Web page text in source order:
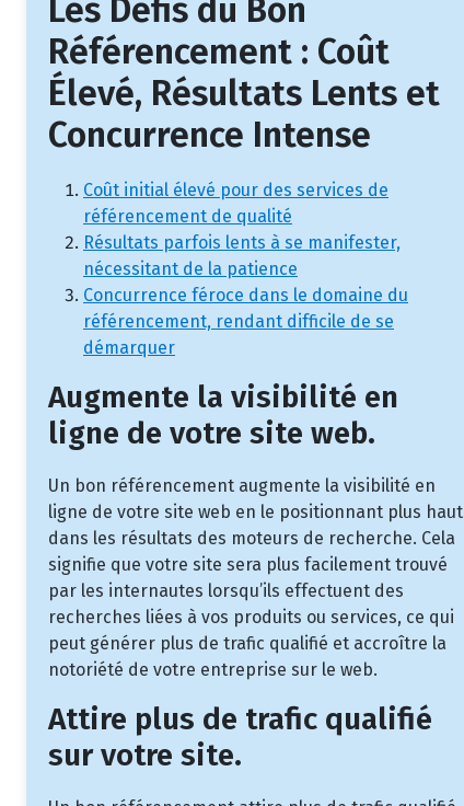
Les Défis du Bon
Référencement : Coût
Élevé, Résultats Lents et
Concurrence Intense
Coût initial élevé pour des services de
référencement de qualité
Résultats parfois lents à se manifester,
nécessitant de la patience
Concurrence féroce dans le domaine du
référencement, rendant difficile de se
démarquer
Augmente la visibilité en
ligne de votre site web.
Un bon référencement augmente la visibilité en
ligne de votre site web en le positionnant plus haut
dans les résultats des moteurs de recherche. Cela
signifie que votre site sera plus facilement trouvé
par les internautes lorsqu’ils effectuent des
recherches liées à vos produits ou services, ce qui
peut générer plus de trafic qualifié et accroître la
notoriété de votre entreprise sur le web.
Attire plus de trafic qualifié
sur votre site.